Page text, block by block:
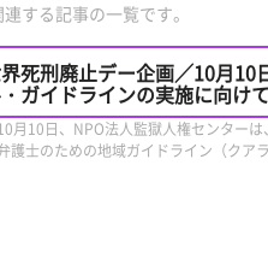
する記事の一覧です。
死刑廃止デー企画／10月10
ガイドラインの実施に向け
月10日、NPO法人監獄人権センター
護士のための地域ガイドライン（ク